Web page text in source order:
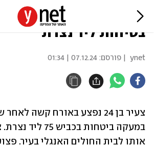
צעיר נפצע קשה
בטיחות ליד נצרת
ynet | פורסם: 07.12.24 | 01:34